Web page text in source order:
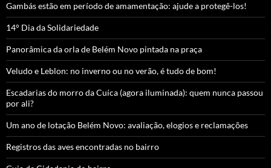
Gambás estão em período de amamentação: ajude a protegê-los!
14° Dia da Solidariedade
Panorâmica da orla de Belém Novo pintada na praça
Veludo e Leblon: no inverno ou no verão, é tudo de bom!
Escadarias do morro da Cuíca (agora iluminada): quem nunca passou
por ali?
Um ano de lotação Belém Novo: avaliação, elogios e reclamações
Registros das aves encontradas no bairro